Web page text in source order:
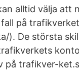
alltid välja
på
). De största
på trafikver-